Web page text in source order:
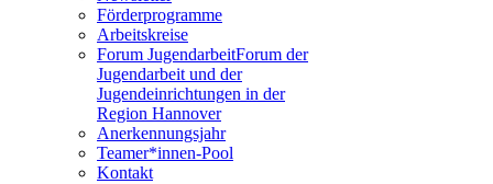
Förderprogramme
Arbeitskreise
Forum JugendarbeitForum der
Jugendarbeit und der
Jugendeinrichtungen in der
Region Hannover
Anerkennungsjahr
Teamer*innen-Pool
Kontakt